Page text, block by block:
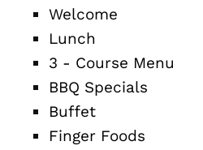
Welcome
Lunch
3 - Course Menu
BBQ Specials
Buffet
Finger Foods